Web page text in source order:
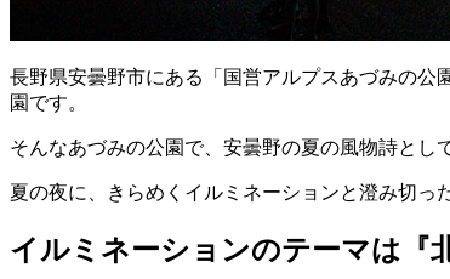
長野県安曇野市にある「国営アルプスあづみの
園です。
そんなあづみの公園で、安曇野の夏の風物詩とし
夏の夜に、きらめくイルミネーションと澄み切っ
イルミネーションのテーマは『